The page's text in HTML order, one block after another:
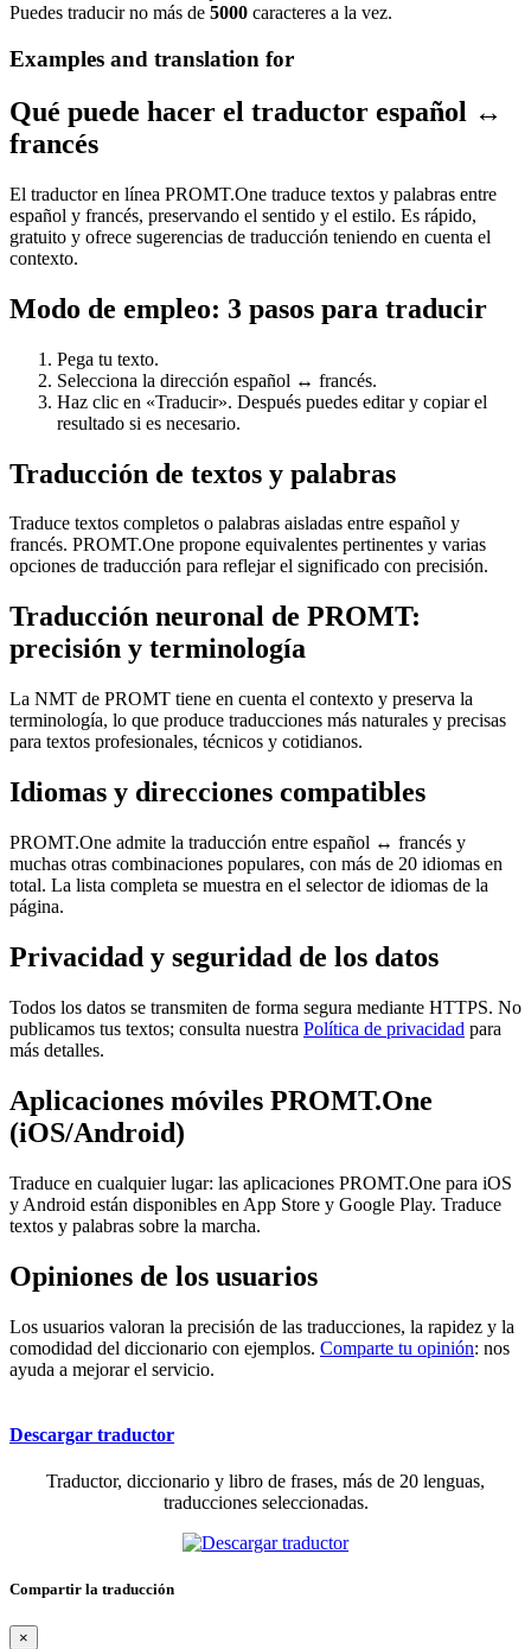
Puedes traducir no más de 5000 caracteres a la vez.
Examples and translation for
Qué puede hacer el traductor español ↔
francés
El traductor en línea PROMT.One traduce textos y palabras entre
español y francés, preservando el sentido y el estilo. Es rápido,
gratuito y ofrece sugerencias de traducción teniendo en cuenta el
contexto.
Modo de empleo: 3 pasos para traducir
Pega tu texto.
Selecciona la dirección español ↔ francés.
Haz clic en «Traducir». Después puedes editar y copiar el
resultado si es necesario.
Traducción de textos y palabras
Traduce textos completos o palabras aisladas entre español y
francés. PROMT.One propone equivalentes pertinentes y varias
opciones de traducción para reflejar el significado con precisión.
Traducción neuronal de PROMT:
precisión y terminología
La NMT de PROMT tiene en cuenta el contexto y preserva la
terminología, lo que produce traducciones más naturales y precisas
para textos profesionales, técnicos y cotidianos.
Idiomas y direcciones compatibles
PROMT.One admite la traducción entre español ↔ francés y
muchas otras combinaciones populares, con más de 20 idiomas en
total. La lista completa se muestra en el selector de idiomas de la
página.
Privacidad y seguridad de los datos
Todos los datos se transmiten de forma segura mediante HTTPS. No
publicamos tus textos; consulta nuestra Política de privacidad para
más detalles.
Aplicaciones móviles PROMT.One
(iOS/Android)
Traduce en cualquier lugar: las aplicaciones PROMT.One para iOS
y Android están disponibles en App Store y Google Play. Traduce
textos y palabras sobre la marcha.
Opiniones de los usuarios
Los usuarios valoran la precisión de las traducciones, la rapidez y la
comodidad del diccionario con ejemplos. Comparte tu opinión: nos
ayuda a mejorar el servicio.
Descargar traductor
Traductor, diccionario y libro de frases, más de 20 lenguas,
traducciones seleccionadas.
Compartir la traducción
×